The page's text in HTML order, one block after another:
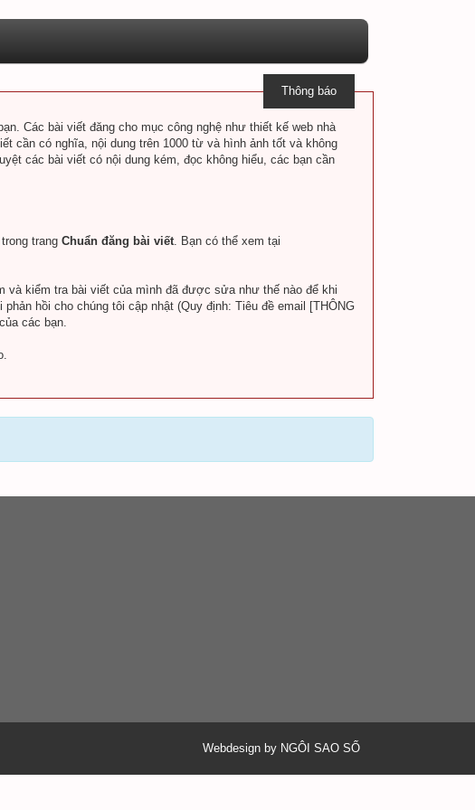
Thông báo
Các bài viết đăng cho mục công nghệ như thiết kế web nhà
cần có nghĩa, nội dung trên 1000 từ và hình ảnh tốt và không
các bài viết có nội dung kém, đọc không hiểu, các bạn cần
trang Chuẩn đăng bài viết. Bạn có thể xem tại
và kiểm tra bài viết của mình đã được sửa như thế nào để khi
phản hồi cho chúng tôi cập nhật (Quy định: Tiêu đề email [THÔNG
các bạn.
Webdesign by NGÔI SAO SỐ